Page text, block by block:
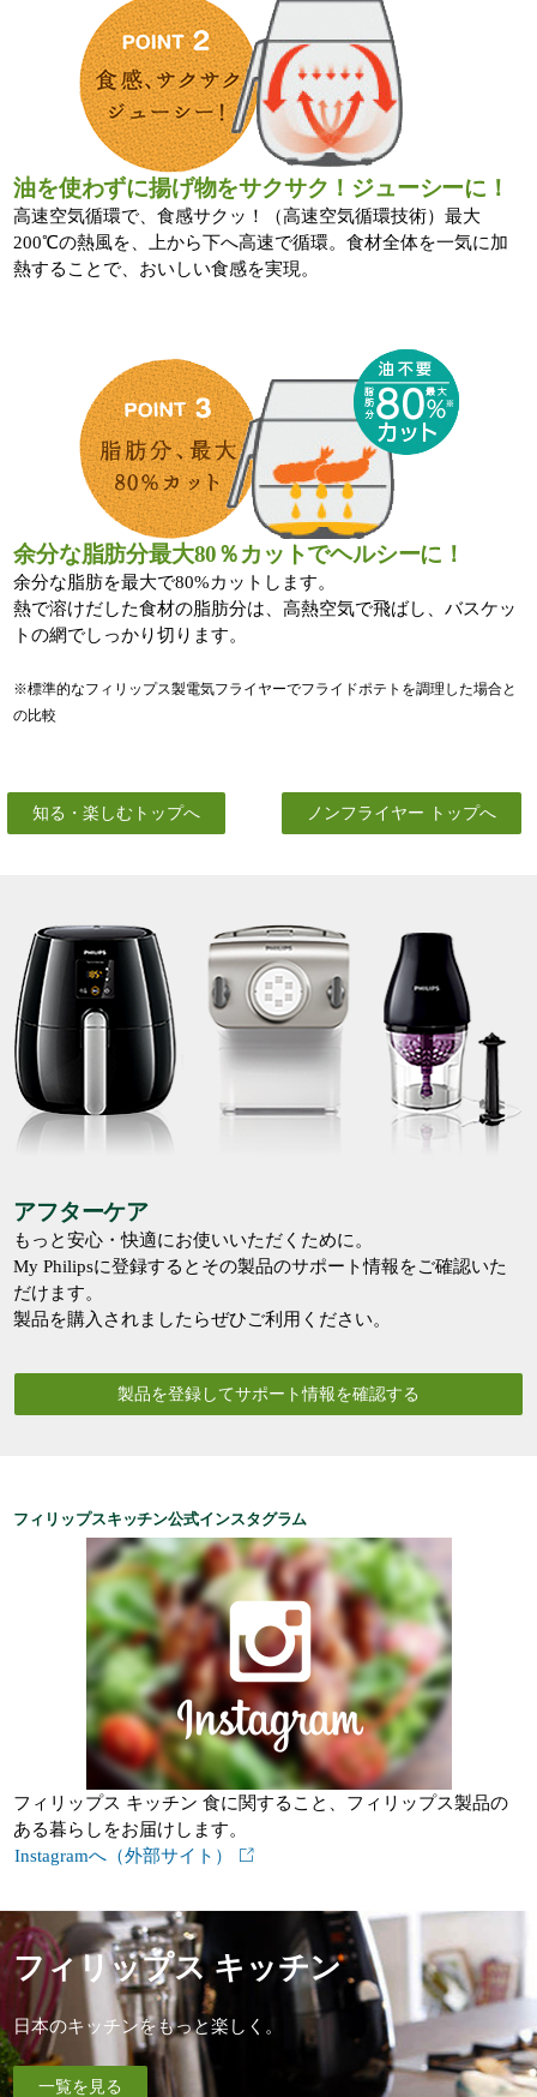
油を使わずに揚げ物をサクサク！ジューシーに！
高速空気循環で、食感サクッ！（高速空気循環技術）最大
200℃の熱風を、上から下へ高速で循環。食材全体を一気に加
熱することで、おいしい食感を実現。
余分な脂肪分最大80％カットでヘルシーに！
余分な脂肪を最大で80%カットします。
熱で溶けだした食材の脂肪分は、高熱空気で飛ばし、バスケッ
トの網でしっかり切ります。
※標準的なフィリップス製電気フライヤーでフライドポテトを調理した場合と
の比較
知る・楽しむトップへ ノンフライヤー トップへ
アフターケア
もっと安心・快適にお使いいただくために。
My Philipsに登録するとその製品のサポート情報をご確認いた
だけます。
製品を購入されましたらぜひご利用ください。
製品を登録してサポート情報を確認する
フィリップスキッチン公式インスタグラム
フィリップス キッチン 食に関すること、フィリップス製品の
ある暮らしをお届けします。
Instagramへ（外部サイト）
フィリップス キッチン
日本のキッチンをもっと楽しく。
一覧を見る